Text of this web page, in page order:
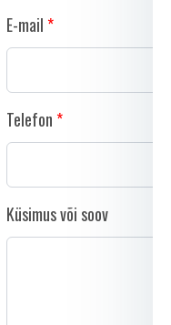
E-mail
Telefon
Küsimus või soov